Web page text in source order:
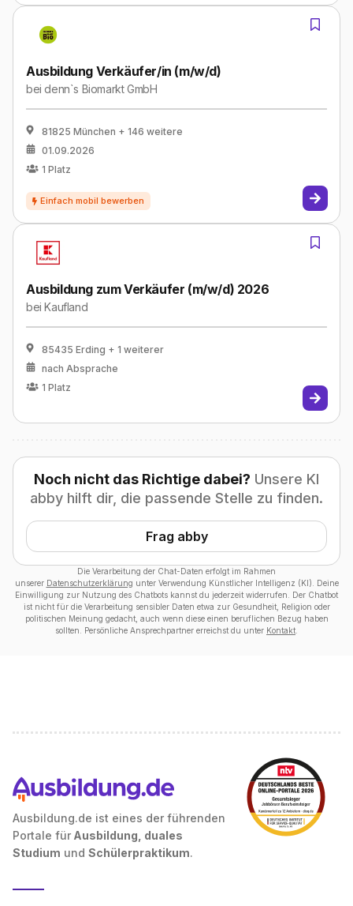
Ausbildung Verkäufer/in (m/w/d)
beidenn`s Biomarkt GmbH
81825 München + 146 weitere
01.09.2026
1 Platz
Ausbildung zum Verkäufer (m/w/d) 2026
beiKaufland
85435 Erding + 1 weiterer
nach Absprache
1 Platz
Noch nicht das Richtige dabei? Unsere KI
abby hilft dir, die passende Stelle zu finden.
Frag abby
Die Verarbeitung der Chat-Daten erfolgt im Rahmen
unserer Datenschutzerklärung unter Verwendung Künstlicher Intelligenz (KI). Deine
Einwilligung zur Nutzung des Chatbots kannst du jederzeit widerrufen. Der Chatbot
ist nicht für die Verarbeitung sensibler Daten etwa zur Gesundheit, Religion oder
politischen Meinung gedacht, auch wenn diese einen beruflichen Bezug haben
sollten. Persönliche Ansprechpartner erreichst du unter Kontakt
Ausbildung.de ist eines der führenden
Portale für Ausbildung, duales
Studium und Schülerpraktikum.